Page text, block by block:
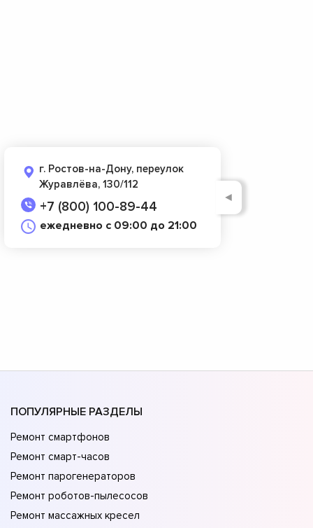
г. Ростов-на-Дону, переулок
Журавлёва, 130/112
+7 (800) 100-89-44
ежедневно с 09:00 до 21:00
◄
ПОПУЛЯРНЫЕ РАЗДЕЛЫ
Ремонт смартфонов
Ремонт смарт-часов
Ремонт парогенераторов
Ремонт роботов-пылесосов
Ремонт массажных кресел